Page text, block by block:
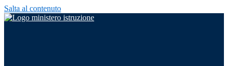
Salta al contenuto